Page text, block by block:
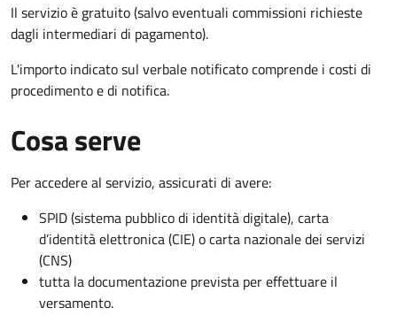
Il servizio è gratuito (salvo eventuali commissioni richieste
dagli intermediari di pagamento).
L'importo indicato sul verbale notificato comprende i costi di
procedimento e di notifica.
Cosa serve
Per accedere al servizio, assicurati di avere:
SPID (sistema pubblico di identità digitale), carta
d’identità elettronica (CIE) o carta nazionale dei servizi
(CNS)
tutta la documentazione prevista per effettuare il
versamento.